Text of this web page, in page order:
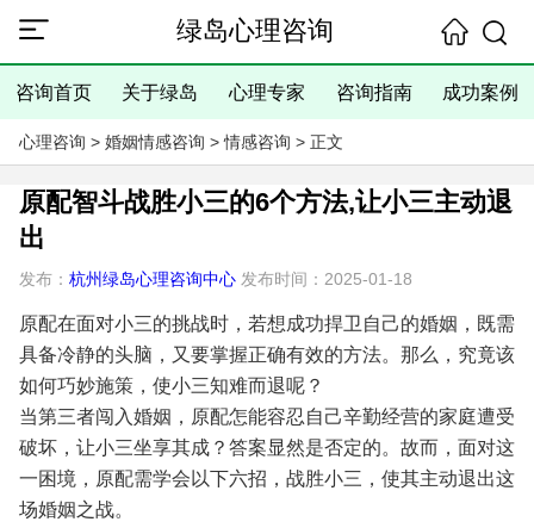
绿岛心理咨询
咨询首页 关于绿岛 心理专家 咨询指南 成功案例
心理咨询 > 婚姻情感咨询 >情感咨询 > 正文
原配智斗战胜小三的6个方法,让小三主动退
出
发布： 杭州绿岛心理咨询中心发布时间：2025-01-18
原配在面对小三的挑战时，若想成功捍卫自己的婚姻，既需
具备冷静的头脑，又要掌握正确有效的方法。那么，究竟该
如何巧妙施策，使小三知难而退呢？
当第三者闯入婚姻，原配怎能容忍自己辛勤经营的家庭遭受
破坏，让小三坐享其成？答案显然是否定的。故而，面对这
一困境，原配需学会以下六招，战胜小三，使其主动退出这
场婚姻之战。